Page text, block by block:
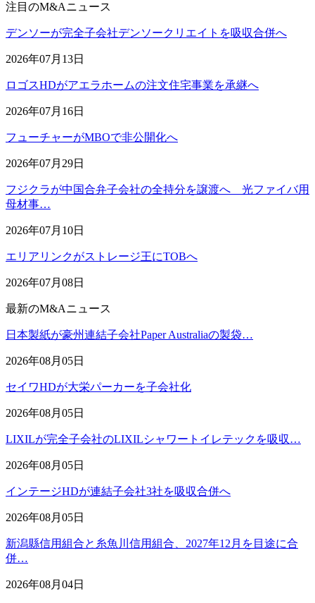
注目のM&Aニュース
デンソーが完全子会社デンソークリエイトを吸収合併へ
2026年07月13日
ロゴスHDがアエラホームの注文住宅事業を承継へ
2026年07月16日
フューチャーがMBOで非公開化へ
2026年07月29日
フジクラが中国合弁子会社の全持分を譲渡へ 光ファイバ用
母材事…
2026年07月10日
エリアリンクがストレージ王にTOBへ
2026年07月08日
最新のM&Aニュース
日本製紙が豪州連結子会社Paper Australiaの製袋…
2026年08月05日
セイワHDが大栄パーカーを子会社化
2026年08月05日
LIXILが完全子会社のLIXILシャワートイレテックを吸収…
2026年08月05日
インテージHDが連結子会社3社を吸収合併へ
2026年08月05日
新潟縣信用組合と糸魚川信用組合、2027年12月を目途に合
併…
2026年08月04日